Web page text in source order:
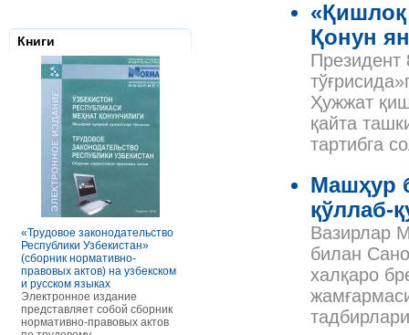
Книги
«Трудовое законодательство
Республики Узбекистан»
(сборник нормативно-
правовых актов) на узбекском
и русском языках
Электронное издание
представляет собой сборник
нормативно-правовых актов
РАСЧЕТЫ С ПЕРСОНАЛОМ II
В книге рассмотрены вопросы
оплаты труда отдельных
Налоговое
Республики
Сборник
правовых
Данное
по сути
сборник
правовых
Узбекистан.
законы,
«Қишлоқ
Қонун
Президент
Ҳужжат
қайта
тартибга
Машҳур
қўллаб-
Вазирлар
билан
халқаро